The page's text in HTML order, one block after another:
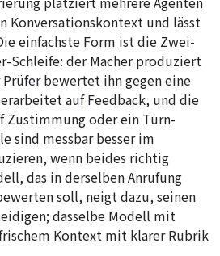
Konversationskontext und lässt
einfachste Form ist die Zwei-
Schleife: der Macher produziert
bewertet ihn gegen eine
auf Feedback, und die
Zustimmung oder ein Turn-
sind messbar besser im
wenn beides richtig
das in derselben Anrufung
soll, neigt dazu, seinen
dasselbe Modell mit
Kontext mit klarer Rubrik